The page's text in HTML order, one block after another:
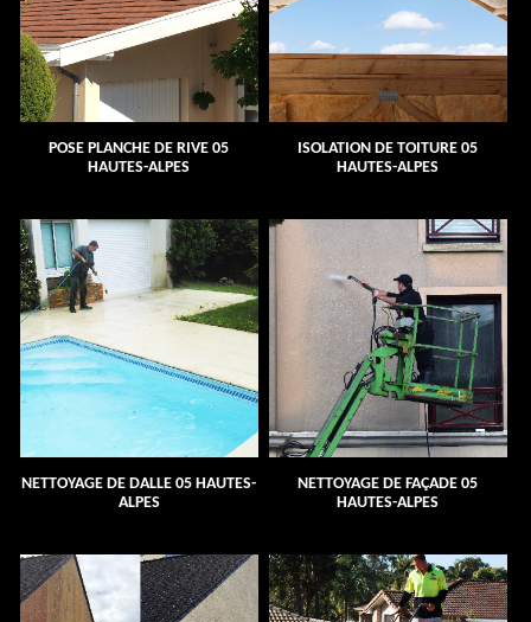
POSE PLANCHE DE RIVE 05
HAUTES-ALPES
ISOLATION DE TOITURE 05
HAUTES-ALPES
NETTOYAGE DE DALLE 05 HAUTES-
ALPES
NETTOYAGE DE FAÇADE 05
HAUTES-ALPES